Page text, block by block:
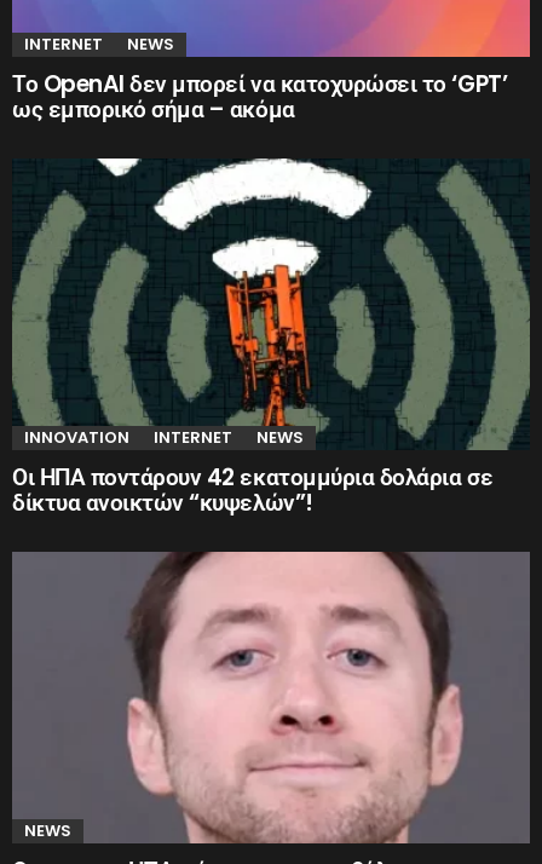
INTERNET NEWS
Το OpenAI δεν μπορεί να κατοχυρώσει το ‘GPT’
ως εμπορικό σήμα – ακόμα
INNOVATION INTERNET NEWS
Οι ΗΠΑ ποντάρουν 42 εκατομμύρια δολάρια σε
δίκτυα ανοικτών “κυψελών”!
NEWS